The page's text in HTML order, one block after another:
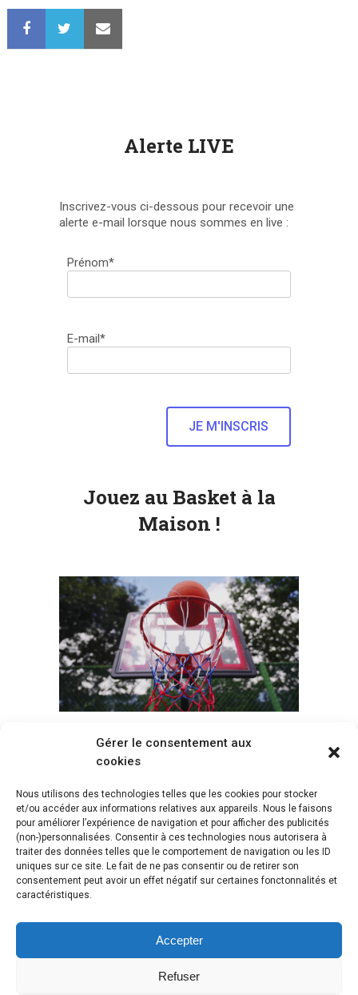
Gérer le consentement aux
cookies
Nous utilisons des technologies telles que les cookies pour stocker
et/ou accéder aux informations relatives aux appareils. Nous le faisons
pour améliorer l’expérience de navigation et pour afficher des publicités
(non-)personnalisées. Consentir à ces technologies nous autorisera à
traiter des données telles que le comportement de navigation ou les ID
uniques sur ce site. Le fait de ne pas consentir ou de retirer son
consentement peut avoir un effet négatif sur certaines fonctonnalités et
caractéristiques.
Accepter
Refuser
Alerte LIVE
Inscrivez-vous ci-dessous pour recevoir une
alerte e-mail lorsque nous sommes en live :
Prénom*
E-mail*
Jouez au Basket à la
Maison !
Voir tous les paniers